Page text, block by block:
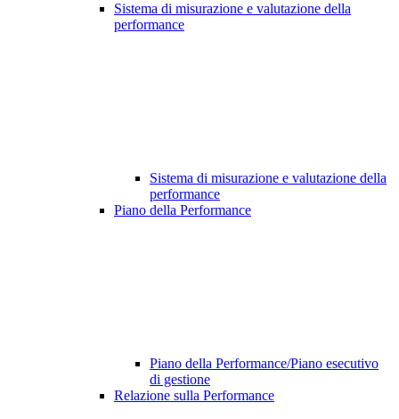
Sistema di misurazione e valutazione della
performance
Sistema di misurazione e valutazione della
performance
Piano della Performance
Piano della Performance/Piano esecutivo
di gestione
Relazione sulla Performance